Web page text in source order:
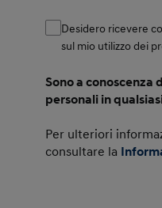
Desidero ricevere
sul mio utilizzo dei
Sono a
personali in
Per ulteriori
consultare la